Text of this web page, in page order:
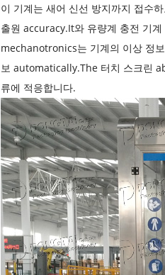
이 기계는 새어 신선 방지까지 접수
출원 accuracy.It와 유량계 충전 기
mechanotronics는 기계의 이상 정
보 automatically.The 터치 스크린
류에 적응합니다.